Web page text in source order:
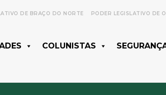
DE BRAÇO DO NORTE PODER LEGISLATIVO DE
COLUNISTAS